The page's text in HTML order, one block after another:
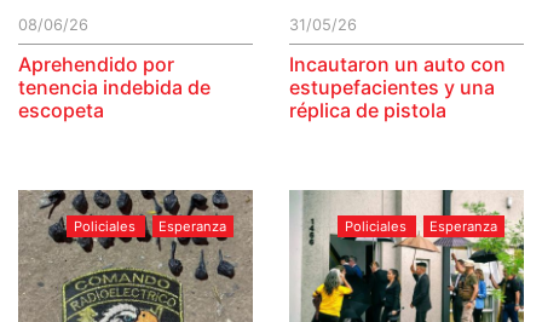
08/06/26
Aprehendido por
tenencia indebida de
escopeta
31/05/26
Incautaron un auto con
estupefacientes y una
réplica de pistola
Policiales Esperanza Policiales Esperanza